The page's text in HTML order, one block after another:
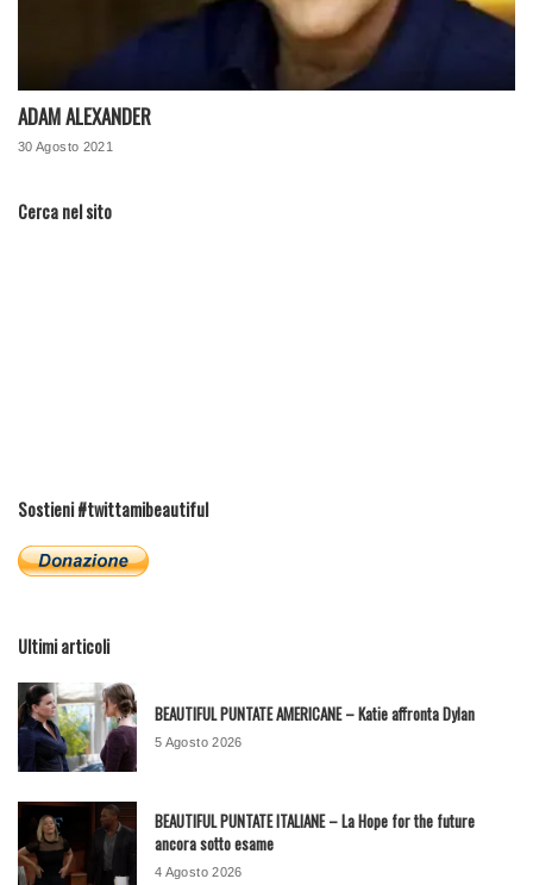
ADAM ALEXANDER
30 Agosto 2021
Cerca nel sito
Sostieni #twittamibeautiful
Ultimi articoli
BEAUTIFUL PUNTATE AMERICANE – Katie affronta Dylan
5 Agosto 2026
BEAUTIFUL PUNTATE ITALIANE – La Hope for the future
ancora sotto esame
4 Agosto 2026